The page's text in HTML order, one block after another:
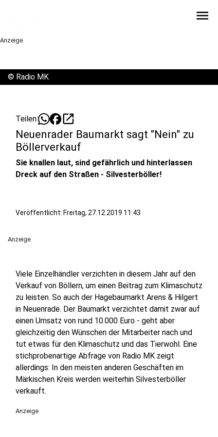
menu
Anzeige
© Radio MK
Teilen: open_in_new
Neuenrader Baumarkt sagt "Nein" zu
Böllerverkauf
Sie knallen laut, sind gefährlich und hinterlassen
Dreck auf den Straßen - Silvesterböller!
Veröffentlicht: Freitag, 27.12.2019 11:43
Anzeige
Viele Einzelhändler verzichten in diesem Jahr auf den
Verkauf von Böllern, um einen Beitrag zum Klimaschutz
zu leisten. So auch der Hagebaumarkt Arens & Hilgert
in Neuenrade. Der Baumarkt verzichtet damit zwar auf
einen Umsatz von rund 10.000 Euro - geht aber
gleichzeitig den Wünschen der Mitarbeiter nach und
tut etwas für den Klimaschutz und das Tierwohl. Eine
stichprobenartige Abfrage von Radio MK zeigt
allerdings: In den meisten anderen Geschäften im
Märkischen Kreis werden weiterhin Silvesterböller
verkauft.
Anzeige